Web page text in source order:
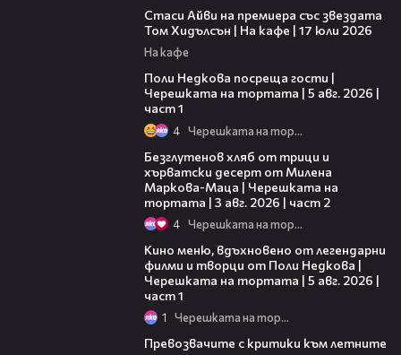
Стаси Айви на премиера със звездата
Том Хидълсън | На кафе | 17 юли 2026
На кафе
Поли Недкова посреща гости |
Черешката на тортата | 5 авг. 2026 |
част 1
4 Черешката на тортата
Безглутенов хляб от трици и
хърватски десерт от Милена
Маркова-Маца | Черешката на
тортата | 3 авг. 2026 | част 2
4 Черешката на тортата
Кино меню, вдъхновено от легендарни
филми и творци от Поли Недкова |
Черешката на тортата | 5 авг. 2026 |
част 1
1 Черешката на тортата
Превозвачите с критики към летните